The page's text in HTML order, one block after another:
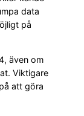
data
på
även om
Viktigare
att göra